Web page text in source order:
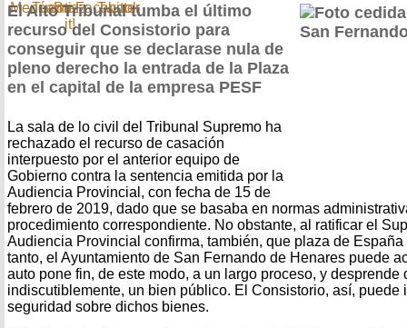
El Alto Tribunal tumba el último
recurso del Consistorio para
conseguir que se declarase nula de
pleno derecho la entrada de la Plaza
en el capital de la empresa PESF
La sala de lo civil del Tribunal Supremo ha
rechazado el recurso de casación
interpuesto por el anterior equipo de
Gobierno contra la sentencia emitida por la
Audiencia Provincial, con fecha de 15 de
febrero de 2019, dado que se basaba en normas
procedimiento correspondiente. No obstante, al ratificar el
Audiencia Provincial confirma, también, que plaza de
tanto, el Ayuntamiento de San Fernando de Henares puede
auto pone fin, de este modo, a un largo proceso, y desprende
indiscutiblemente, un bien público. El Consistorio, así, puede
seguridad sobre dichos bienes.